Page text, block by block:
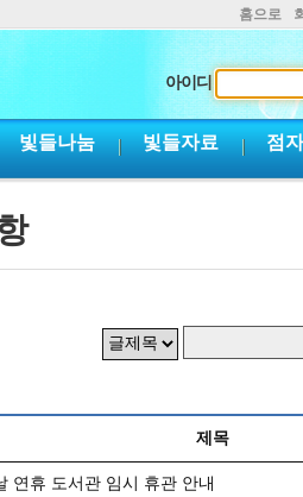
홈으로
아이디
빛들나눔 빛들자료 점
제목
연휴 도서관 임시 휴관 안내